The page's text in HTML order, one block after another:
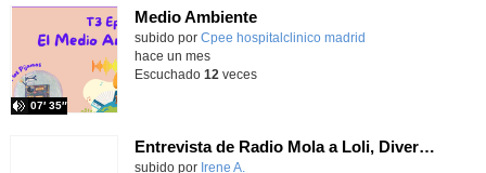
Medio Ambiente
Contenido educativo.
subido por Cpee hospitalclinico madrid
07′ 35″
hace un mes
Escuchado 12 veces
Entrevista de Radio Mola a Loli, Diversión Solidaria
Contenido educativo.
subido por Irene A.